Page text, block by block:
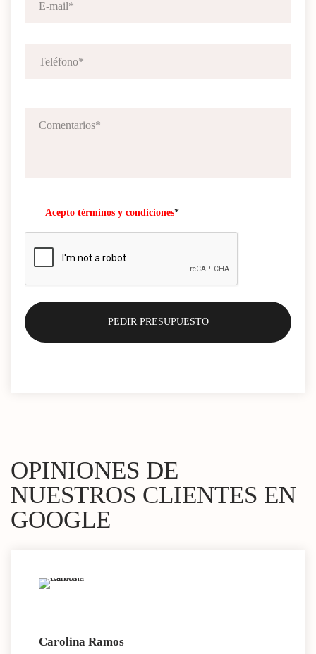
Acepto términos y condiciones*
OPINIONES DE
NUESTROS CLIENTES EN
GOOGLE
Carolina Ramos